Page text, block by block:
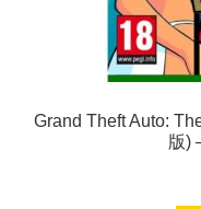
Grand Theft Auto:
版)